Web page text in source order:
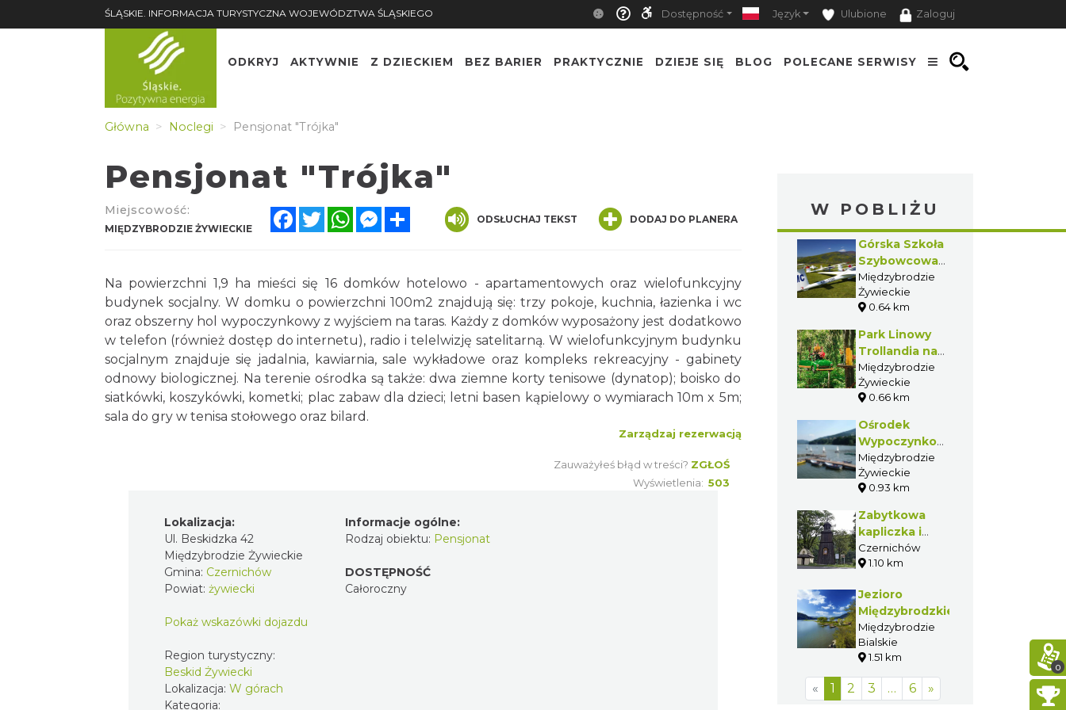
ŚLĄSKIE. INFORMACJA TURYSTYCZNA WOJEWÓDZTWA ŚLĄSKIEGO Dostępność Język Ulubione Zaloguj
ODKRYJ AKTYWNIE Z DZIECKIEM BEZ BARIER PRAKTYCZNIE DZIEJE SIĘ BLOG POLECANE SERWISY
Główna Noclegi Pensjonat "Trójka"
Pensjonat "Trójka"
Miejscowość:
MIĘDZYBRODZIE ŻYWIECKIE
FacebookTwitterWhatsAppMessenger
Share ODSŁUCHAJ TEKST DODAJ DO PLANERA
Na powierzchni 1,9 ha mieści się 16 domków hotelowo - apartamentowych oraz wielofunkcyjny
budynek socjalny. W domku o powierzchni 100m2 znajdują się: trzy pokoje, kuchnia, łazienka i wc
oraz obszerny hol wypoczynkowy z wyjściem na taras. Każdy z domków wyposażony jest dodatkowo
w telefon (również dostęp do internetu), radio i telelwizję satelitarną. W wielofunkcyjnym budynku
socjalnym znajduje się jadalnia, kawiarnia, sale wykładowe oraz kompleks rekreacyjny - gabinety
odnowy biologicznej. Na terenie ośrodka są także: dwa ziemne korty tenisowe (dynatop); boisko do
siatkówki, koszykówki, kometki; plac zabaw dla dzieci; letni basen kąpielowy o wymiarach 10m x 5m;
sala do gry w tenisa stołowego oraz bilard.
Zarządzaj rezerwacją
Zauważyłeś błąd w treści? ZGŁOŚ
Wyświetlenia: 503
Lokalizacja:
Ul. Beskidzka 42
Międzybrodzie Żywieckie
Gmina: Czernichów
Powiat: żywiecki
Pokaż wskazówki dojazdu
Region turystyczny:
Beskid Żywiecki
Lokalizacja: W górach
Kategoria:
Informacje ogólne:
Rodzaj obiektu: Pensjonat
DOSTĘPNOŚĆ
Całoroczny
W POBLIŻU
Górska Szkoła
Szybowcowa
AP "Żar"
Międzybrodzie
Żywieckie
0.64 km
Park Linowy
Trollandia na
Górze Żar
Międzybrodzie
Żywieckie
0.66 km
Ośrodek
Wypoczynkowo
Rekreacyjny
Przystań
Międzybrodzie
Żywieckie
0.93 km
Zabytkowa
kapliczka i
dzwonnica
drewniana w
Czernichów
1.10 km
Jezioro
Międzybrodzkie
Międzybrodzie
Bialskie
1.51 km
« 1 2 3 … 6 »
0